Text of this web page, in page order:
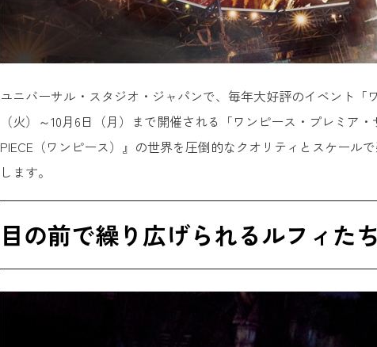
ユニバーサル・スタジオ・ジャパンで、毎年大好評のイベント
（火）～10月6日（月）まで開催される「ワンピース・プレミア
PIECE（ワンピース）』の世界を圧倒的なクオリティとスケー
します。
目の前で繰り広げられるルフィた